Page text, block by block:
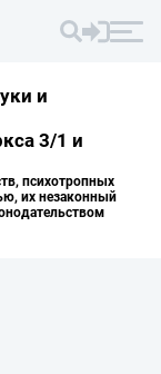
и
3/1 и
психотропных
их незаконный